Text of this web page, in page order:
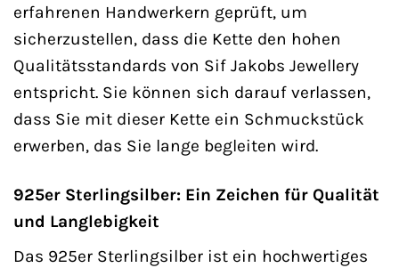
erfahrenen Handwerkern geprüft, um
sicherzustellen, dass die Kette den hohen
Qualitätsstandards von Sif Jakobs Jewellery
entspricht. Sie können sich darauf verlassen,
dass Sie mit dieser Kette ein Schmuckstück
erwerben, das Sie lange begleiten wird.
925er Sterlingsilber: Ein Zeichen für Qualität
und Langlebigkeit
Das 925er Sterlingsilber ist ein hochwertiges